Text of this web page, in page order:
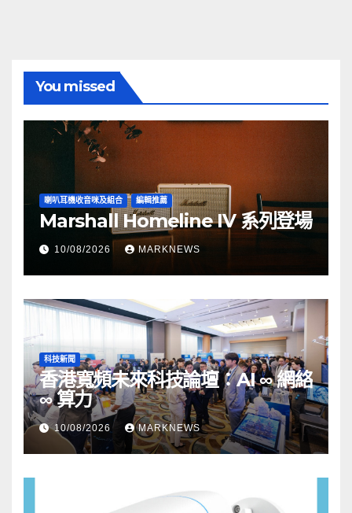
You missed
喇叭耳機收音咪及組合 編輯推薦
Marshall Homeline IV 系列登場
10/08/2026 MARKNEWS
科技新聞
香港寬頻未來科技論壇：AI ∞ 網絡
∞ 算力
10/08/2026 MARKNEWS